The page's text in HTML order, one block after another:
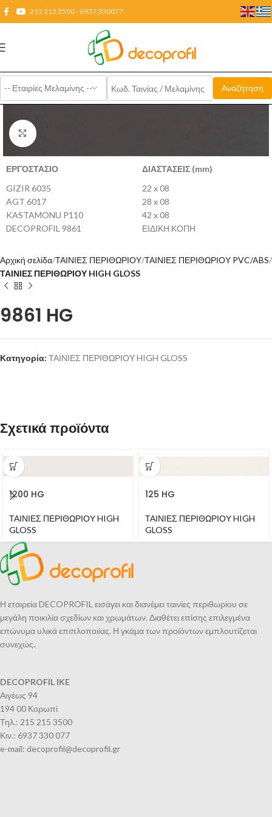
215 215 3500 - 6937 330077
Click to enlarge
ΕΡΓΟΣΤΑΣΙΟ
GIZIR 6035
AGT 6017
KASTAMONU P110
DECOPROFIL 9861
ΔΙΑΣΤΑΣΕΙΣ (mm)
22 x 08
28 x 08
42 x 08
ΕΙΔΙΚΗ ΚΟΠΗ
Αρχική σελίδα ΤΑΙΝΙΕΣ ΠΕΡΙΘΩΡΙΟΥ ΤΑΙΝΙΕΣ ΠΕΡΙΘΩΡΙΟΥ PVC/ABS
ΤΑΙΝΙΕΣ ΠΕΡΙΘΩΡΙΟΥ HIGH GLOSS
9861 HG
Κατηγορία: ΤΑΙΝΙΕΣ ΠΕΡΙΘΩΡΙΟΥ HIGH GLOSS
Σχετικά προϊόντα
1200 HG
ΤΑΙΝΙΕΣ ΠΕΡΙΘΩΡΙΟΥ HIGH
GLOSS
125 HG
ΤΑΙΝΙΕΣ ΠΕΡΙΘΩΡΙΟΥ HIGH
GLOSS
Η εταιρεία DECOPROFIL εισάγει και διανέμει ταινίες περιθωρίου σε
μεγάλη ποικιλία σχεδίων και χρωμάτων. Διαθέτει επίσης επιλεγμένα
επώνυμα υλικά επιπλοποιίας. Η γκάμα των προϊόντων εμπλουτίζεται
συνεχώς.
DECOPROFIL IKE
Αιγέως 94
194 00 Κορωπί
Τηλ.: 215 215 3500
Κιν.: 6937 330 077
e-mail: decoprofil@decoprofil.gr